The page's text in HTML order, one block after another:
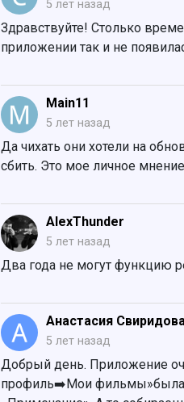
5 лет назад
Здравствуйте! Столько
приложении так и не
Main11
5 лет назад
Да чихать они хотели на
сбить. Это мое личное
AlexThunder
5 лет назад
Два года не могут функцию
Анастасия
5 лет назад
Добрый день. Приложение
профиль➡️Мои фильмы»была